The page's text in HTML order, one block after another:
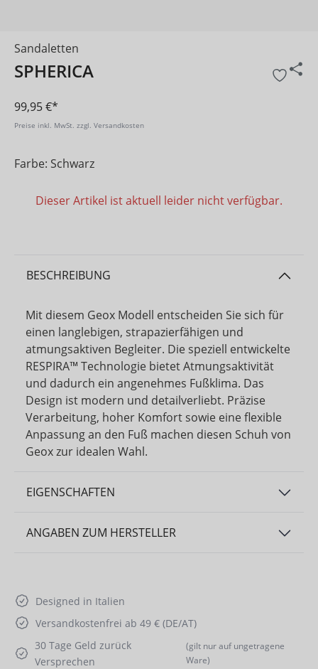
Sandaletten
SPHERICA
99,95 €*
Preise inkl. MwSt. zzgl. Versandkosten
Farbe: Schwarz
Dieser Artikel ist aktuell leider nicht verfügbar.
BESCHREIBUNG
Mit diesem Geox Modell entscheiden Sie sich für
einen langlebigen, strapazierfähigen und
atmungsaktiven Begleiter. Die speziell entwickelte
RESPIRA™ Technologie bietet Atmungsaktivität
und dadurch ein angenehmes Fußklima. Das
Design ist modern und detailverliebt. Präzise
Verarbeitung, hoher Komfort sowie eine flexible
Anpassung an den Fuß machen diesen Schuh von
Geox zur idealen Wahl.
EIGENSCHAFTEN
ANGABEN ZUM HERSTELLER
Designed in Italien
Versandkostenfrei ab 49 € (DE/AT)
30 Tage Geld zurück
Versprechen
(gilt nur auf ungetragene
Ware)